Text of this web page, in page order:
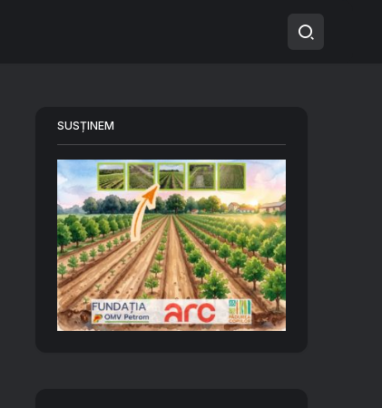
SUSȚINEM